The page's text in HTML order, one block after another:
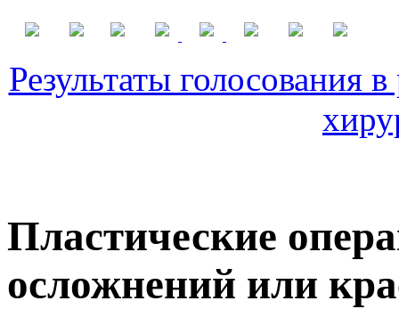
Результаты голосования
Пластические
осложнений или